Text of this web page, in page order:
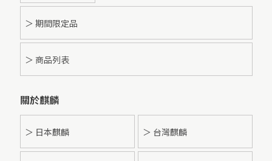
＞ 期間限定品
＞ 商品列表
關於麒麟
＞ 日本麒麟 ＞ 台灣麒麟